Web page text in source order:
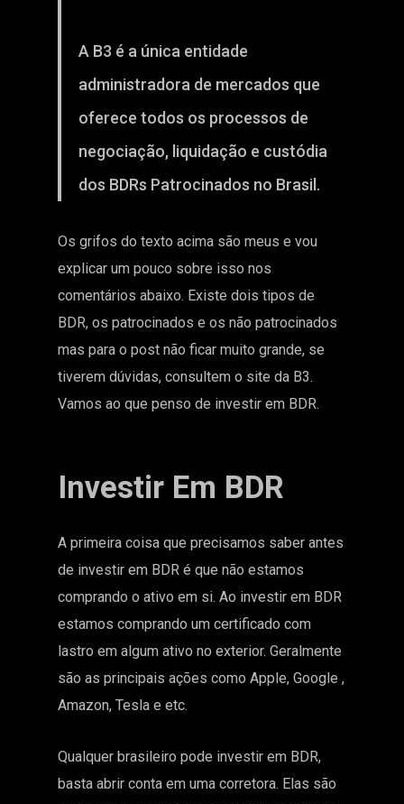
A B3 é a única entidade
administradora de mercados que
oferece todos os processos de
negociação, liquidação e custódia
dos BDRs Patrocinados no Brasil.
Os grifos do texto acima são meus e vou
explicar um pouco sobre isso nos
comentários abaixo. Existe dois tipos de
BDR, os patrocinados e os não patrocinados
mas para o post não ficar muito grande, se
tiverem dúvidas, consultem o site da B3.
Vamos ao que penso de investir em BDR.
Investir Em BDR
A primeira coisa que precisamos saber antes
de investir em BDR é que não estamos
comprando o ativo em si. Ao investir em BDR
estamos comprando um certificado com
lastro em algum ativo no exterior. Geralmente
são as principais ações como Apple, Google ,
Amazon, Tesla e etc.
Qualquer brasileiro pode investir em BDR,
basta abrir conta em uma corretora. Elas são